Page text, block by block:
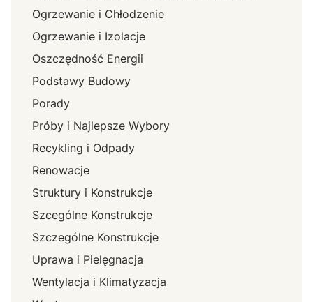
Ogrzewanie i Chłodzenie
Ogrzewanie i Izolacje
Oszczędność Energii
Podstawy Budowy
Porady
Próby i Najlepsze Wybory
Recykling i Odpady
Renowacje
Struktury i Konstrukcje
Szcególne Konstrukcje
Szczególne Konstrukcje
Uprawa i Pielęgnacja
Wentylacja i Klimatyzacja